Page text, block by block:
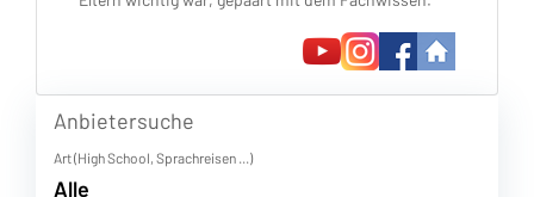
Anbietersuche
Art (High School, Sprachreisen ...)